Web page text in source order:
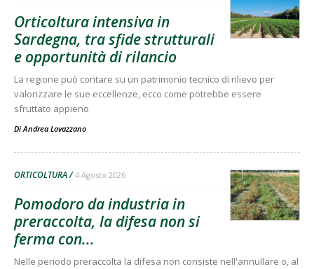
Orticoltura intensiva in
Sardegna, tra sfide strutturali
e opportunità di rilancio
La regione può contare su un patrimonio tecnico di rilievo per
valorizzare le sue eccellenze, ecco come potrebbe essere
sfruttato appieno
DiAndrea Lovazzano
ORTICOLTURA 4 Agosto 2026
Pomodoro da industria in
preraccolta, la difesa non si
ferma con...
Nelle periodo preraccolta la difesa non consiste nell'annullare o, al